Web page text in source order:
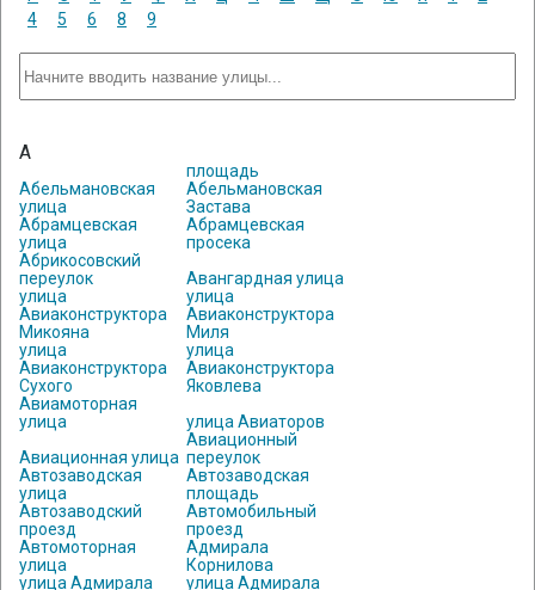
4
5 6 8 9
А
Абельмановская
улица
площадь
Абельмановская
Застава
Абрамцевская
улица
Абрамцевская
просека
Абрикосовский
переулок
Авангардная улица
улица
Авиаконструктора
Микояна
улица
Авиаконструктора
Миля
улица
Авиаконструктора
Сухого
улица
Авиаконструктора
Яковлева
Авиамоторная
улица
улица Авиаторов
Авиационная улица
Авиационный
переулок
Автозаводская
улица
Автозаводская
площадь
Автозаводский
проезд
Автомобильный
проезд
Автомоторная
улица
Адмирала
Корнилова
улица Адмирала
улица Адмирала